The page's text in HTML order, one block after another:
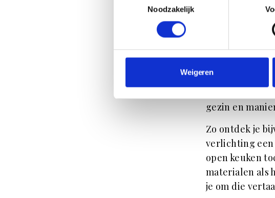
Noodzakelijk
Weigeren
inspiratie die
een ander
een plek
van praktische
kleuren,
gezin en
Zo ontdek je
verlichting een
open keuken
materialen als
je om die